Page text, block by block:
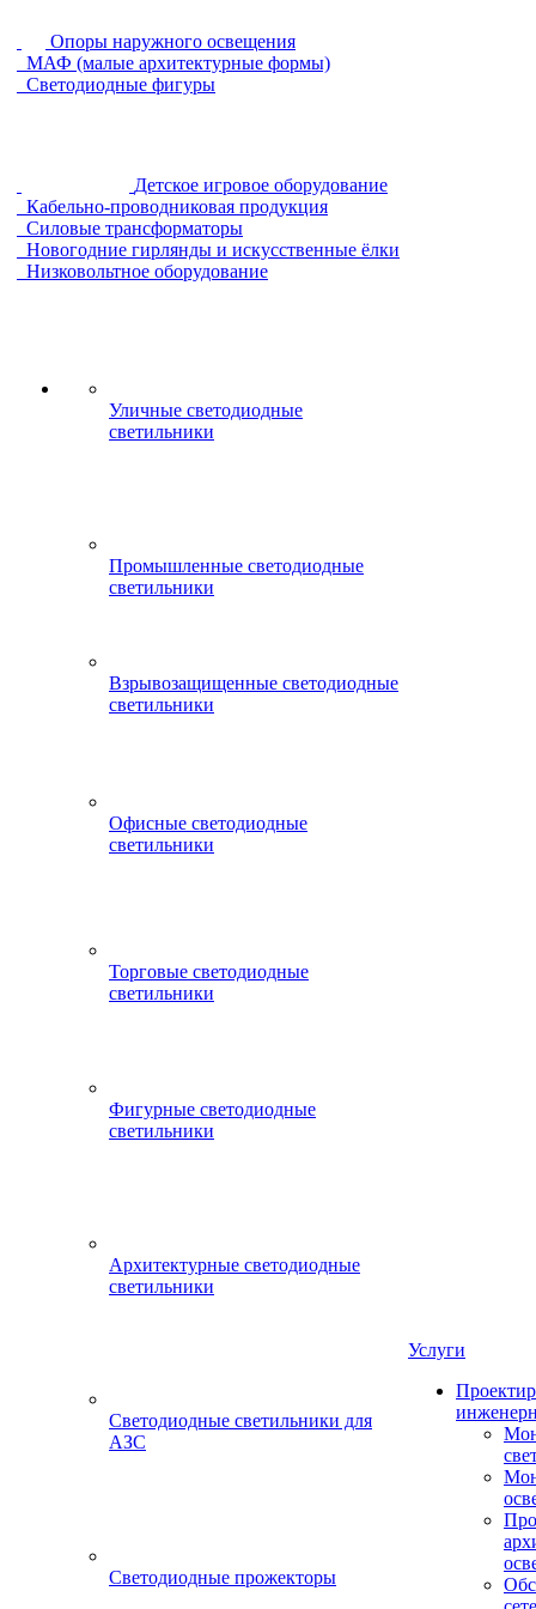
Опоры наружного освещения
МАФ (малые архитектурные формы)
Светодиодные фигуры
Детское игровое оборудование
Кабельно-проводниковая продукция
Силовые трансформаторы
Новогодние гирлянды и искусственные ёлки
Низковольтное оборудование
Уличные светодиодные
светильники
Промышленные светодиодные
светильники
Взрывозащищенные светодиодные
светильники
Офисные светодиодные
светильники
Торговые светодиодные
светильники
Фигурные светодиодные
светильники
Архитектурные светодиодные
светильники
Светодиодные светильники для
АЗС
Светодиодные прожекторы
Услуги